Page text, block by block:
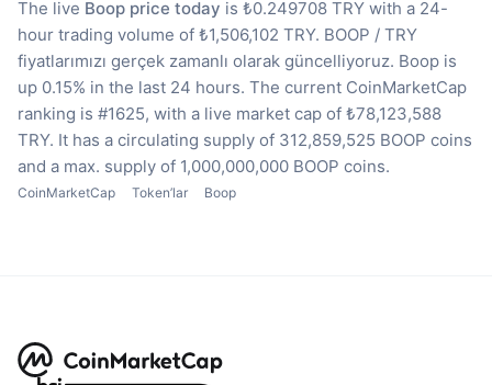
The live Boop price today is ₺0.249708 TRY with a 24-
hour trading volume of ₺1,506,102 TRY. BOOP / TRY
fiyatlarımızı gerçek zamanlı olarak güncelliyoruz. Boop is
up 0.15% in the last 24 hours. The current CoinMarketCap
ranking is #1625, with a live market cap of ₺78,123,588
TRY. It has a circulating supply of 312,859,525 BOOP coins
and a max. supply of 1,000,000,000 BOOP coins.
CoinMarketCap Token’lar Boop